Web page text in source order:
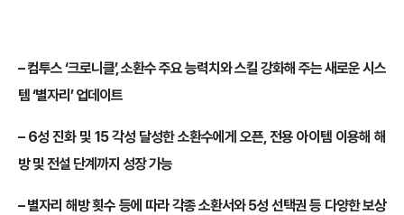
– 컴투스 ‘크로니클’, 소환수 주요 능력치와 스킬 강화해 주는 새로운 시스
템 ‘별자리’ 업데이트
– 6성 진화 및 15 각성 달성한 소환수에게 오픈, 전용 아이템 이용해 해
방 및 전설 단계까지 성장 가능
– 별자리 해방 횟수 등에 따라 각종 소환서와 5성 선택권 등 다양한 보상